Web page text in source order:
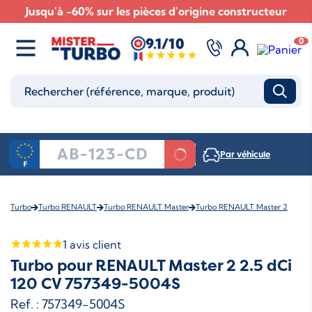
Jusqu'à -60% sur les pièces d'origine constructeur
9.1/10 0
Par véhicule
Turbo Turbo RENAULT Turbo RENAULT Master Turbo RENAULT Master 2
1 avis client
Turbo pour RENAULT Master 2 2.5 dCi
120 CV 757349-5004S
Ref. : 757349-5004S